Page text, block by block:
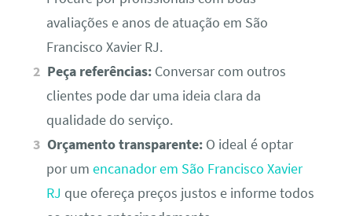
avaliações e anos de atuação em São
Francisco Xavier RJ.
Peça referências: Conversar com outros
clientes pode dar uma ideia clara da
qualidade do serviço.
Orçamento transparente: O ideal é optar
por um encanador em São Francisco Xavier
RJ que ofereça preços justos e informe todos